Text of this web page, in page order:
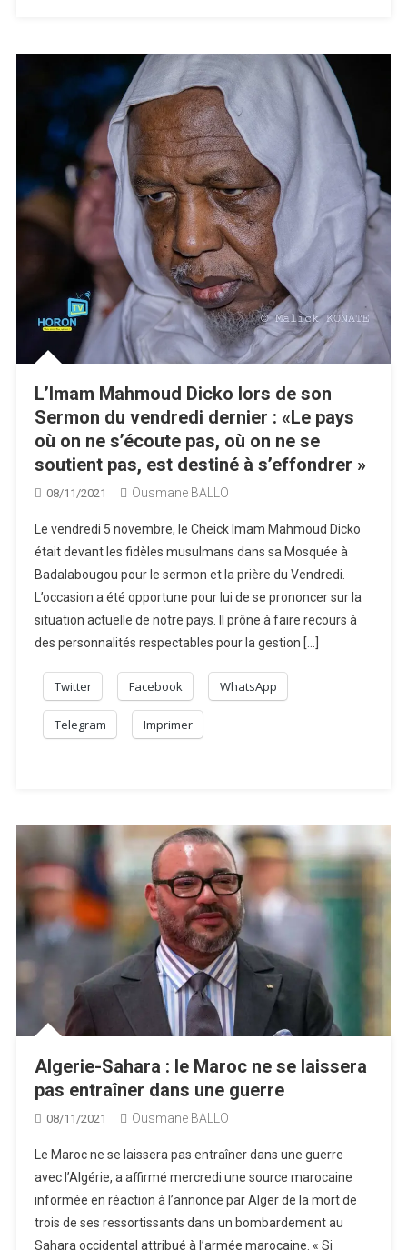
L’Imam Mahmoud Dicko lors de son
Sermon du vendredi dernier : «Le pays
où on ne s’écoute pas, où on ne se
soutient pas, est destiné à s’effondrer »
08/11/2021 Ousmane BALLO
Le vendredi 5 novembre, le Cheick Imam Mahmoud Dicko
était devant les fidèles musulmans dans sa Mosquée à
Badalabougou pour le sermon et la prière du Vendredi.
L’occasion a été opportune pour lui de se prononcer sur la
situation actuelle de notre pays. Il prône à faire recours à
des personnalités respectables pour la gestion […]
Twitter Facebook WhatsApp
Telegram Imprimer
Algerie-Sahara : le Maroc ne se laissera
pas entraîner dans une guerre
08/11/2021 Ousmane BALLO
Le Maroc ne se laissera pas entraîner dans une guerre
avec l’Algérie, a affirmé mercredi une source marocaine
informée en réaction à l’annonce par Alger de la mort de
trois de ses ressortissants dans un bombardement au
Sahara occidental attribué à l’armée marocaine. « Si